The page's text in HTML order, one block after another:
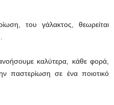
του γάλακτος, θεωρείται
καλύτερα, κάθε φορά,
παστερίωση σε ένα ποιοτικό